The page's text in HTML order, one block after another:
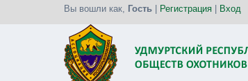
Вы вошли как, Гость Регистрация Вход